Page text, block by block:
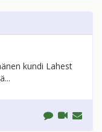
kundi Lahest